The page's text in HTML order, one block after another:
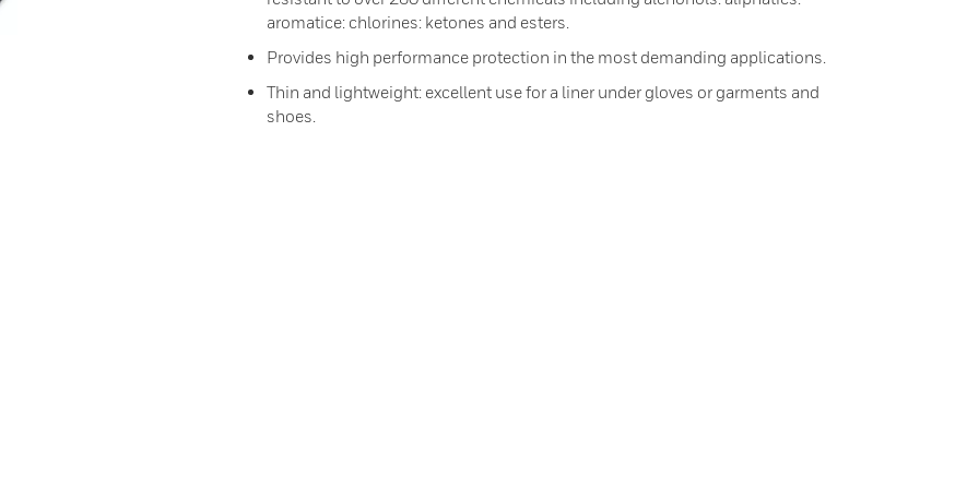
aromatice: chlorines: ketones and esters.
Provides high performance protection in the most demanding applications.
Thin and lightweight: excellent use for a liner under gloves or garments and
shoes.